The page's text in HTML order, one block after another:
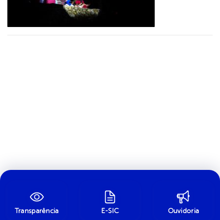
Transparência E-SIC Ouvidoria